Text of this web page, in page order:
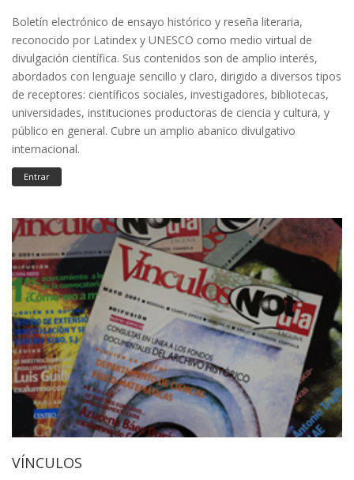
Boletín electrónico de ensayo histórico y reseña literaria,
reconocido por Latindex y UNESCO como medio virtual de
divulgación científica. Sus contenidos son de amplio interés,
abordados con lenguaje sencillo y claro, dirigido a diversos tipos
de receptores: científicos sociales, investigadores, bibliotecas,
universidades, instituciones productoras de ciencia y cultura, y
público en general. Cubre un amplio abanico divulgativo
internacional.
Entrar
VÍNCULOS